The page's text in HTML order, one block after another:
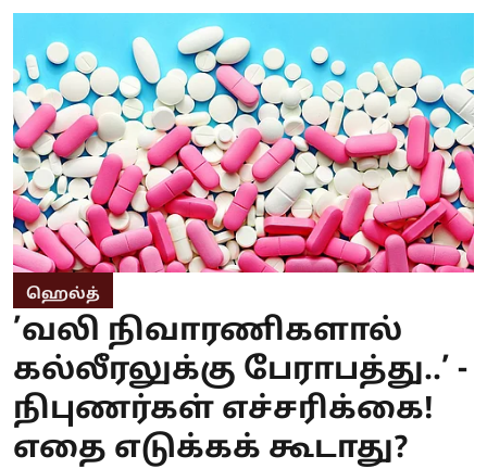
ஹெல்த்
’வலி நிவாரணிகளால்
கல்லீரலுக்கு பேராபத்து..’ -
நிபுணர்கள் எச்சரிக்கை!
எதை எடுக்கக் கூடாது?